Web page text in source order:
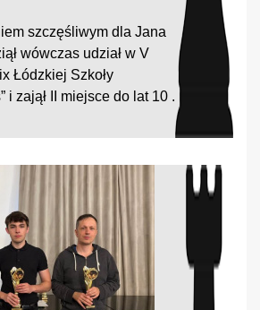
szczęśliwym dla Jana
wówczas udział w V
Łódzkiej Szkoły
i zajął II miejsce do lat 10 .